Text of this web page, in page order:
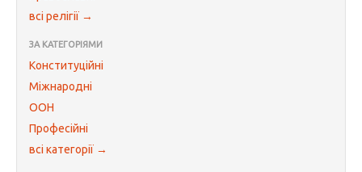
всі релігії →
ЗА КАТЕГОРІЯМИ
Конституційні
Міжнародні
ООН
Професійні
всі категорії →